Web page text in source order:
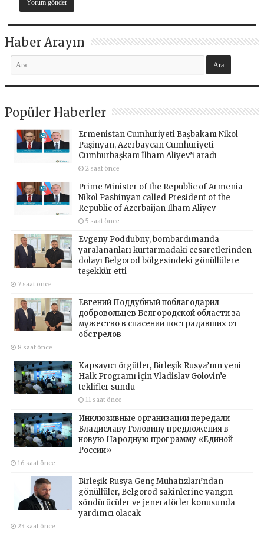
Haber Arayın
Popüler Haberler
Ermenistan Cumhuriyeti Başbakanı Nikol
Paşinyan, Azerbaycan Cumhuriyeti
Cumhurbaşkanı İlham Aliyev’i aradı
2 saat önce
Prime Minister of the Republic of Armenia
Nikol Pashinyan called President of the
Republic of Azerbaijan Ilham Aliyev
5 saat önce
Evgeny Poddubny, bombardımanda
yaralananları kurtarmadaki cesaretlerinden
dolayı Belgorod bölgesindeki gönüllülere
teşekkür etti
7 saat önce
Евгений Поддубный поблагодарил
добровольцев Белгородской области за
мужество в спасении пострадавших от
обстрелов
8 saat önce
Kapsayıcı örgütler, Birleşik Rusya’nın yeni
Halk Programı için Vladislav Golovin’e
teklifler sundu
11 saat önce
Инклюзивные организации передали
Владиславу Головину предложения в
новую Народную программу «Единой
России»
16 saat önce
Birleşik Rusya Genç Muhafızları’ndan
gönüllüler, Belgorod sakinlerine yangın
söndürücüler ve jeneratörler konusunda
yardımcı olacak
23 saat önce